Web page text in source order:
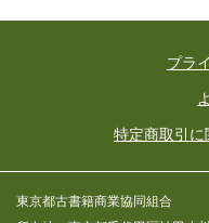
プラ
特定商取引
東京都古書籍商業協同組合